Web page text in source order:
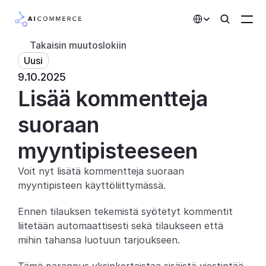
Asiakkaat
Kumppanit
Kehittäjille
Integraatiot
Takaisin muutoslokiin
Uusi
9.10.2025
Lisää kommentteja
suoraan
myyntipisteeseen
Voit nyt lisätä kommentteja suoraan
myyntipisteen käyttöliittymässä.
Ennen tilauksen tekemistä syötetyt kommentit
liitetään automaattisesti sekä tilaukseen että
mihin tahansa luotuun tarjoukseen.